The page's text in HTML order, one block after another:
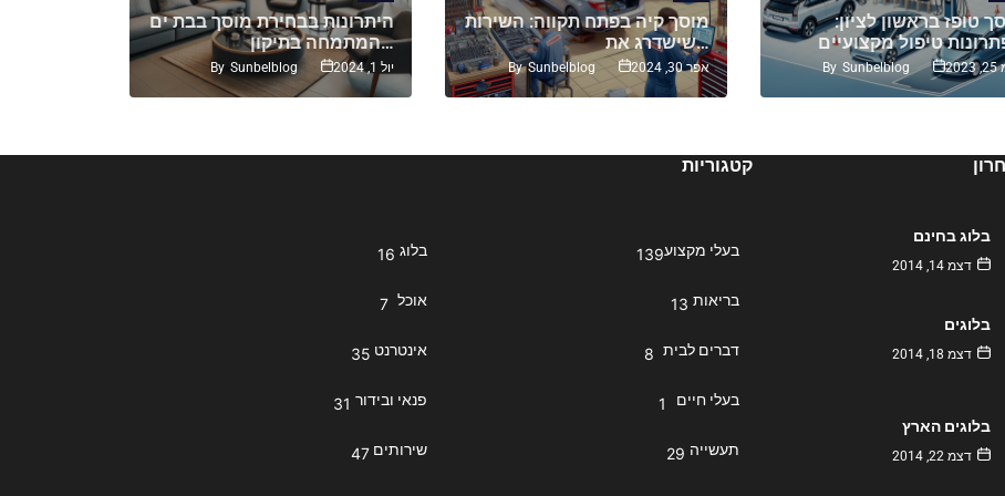
היתרונות בבחירת מוסך בבת ים
המתמחה בתיקון…
By Sunbelblog יול 1, 2024
מוסך קיה בפתח תקווה: השירות
שישדרג את…
By Sunbelblog אפר 30, 2024
טופז בראשון לציון:
By Sunbelblog
בלוג בחינם
דצמ 14, 2014
בלוגים
דצמ 18, 2014
בלוגים הארץ
דצמ 22, 2014
קטגוריות
בעלי מקצוע139 בלוג 16
בריאות 13 אוכל 7
דברים לבית 8 אינטרנט 35
בעלי חיים 1 פנאי ובידור 31
תעשייה 29 שירותים 47